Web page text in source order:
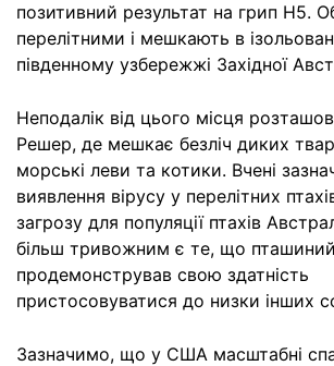
позитивний результат на грип H5.
перелітними і мешкають в
південному узбережжі Західної
Неподалік від цього місця
Решер, де мешкає безліч диких
морські леви та котики. Вчені
виявлення вірусу у перелітних
загрозу для популяції птахів
більш тривожним є те, що
продемонстрував свою здатність
пристосовуватися до низки інших
Зазначимо, що у США масштабні